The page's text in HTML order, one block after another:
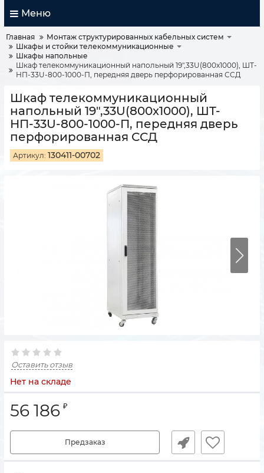
Меню
Главная
Монтаж структурированных кабельных систем
Шкафы и стойки телекоммуникационные
Шкафы напольные
Шкаф телекоммуникационный напольный 19",33U(800x1000), ШТ-
НП-33U-800-1000-П, передняя дверь перфорированная ССД
Шкаф телекоммуникационный
напольный 19",33U(800x1000), ШТ-
НП-33U-800-1000-П, передняя дверь
перфорированная ССД
Артикул: 130411-00702
Оставить отзыв
Нет на складе
56 186 ₽
Предзаказ